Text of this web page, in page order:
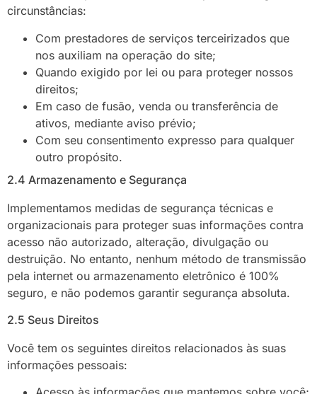
circunstâncias:
Com prestadores de serviços terceirizados que
nos auxiliam na operação do site;
Quando exigido por lei ou para proteger nossos
direitos;
Em caso de fusão, venda ou transferência de
ativos, mediante aviso prévio;
Com seu consentimento expresso para qualquer
outro propósito.
2.4 Armazenamento e Segurança
Implementamos medidas de segurança técnicas e
organizacionais para proteger suas informações contra
acesso não autorizado, alteração, divulgação ou
destruição. No entanto, nenhum método de transmissão
pela internet ou armazenamento eletrônico é 100%
seguro, e não podemos garantir segurança absoluta.
2.5 Seus Direitos
Você tem os seguintes direitos relacionados às suas
informações pessoais: